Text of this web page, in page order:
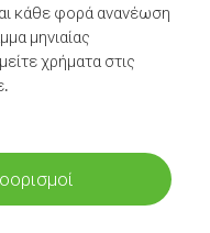
κάθε φορά ανανέωση
μηνιαίας
χρήματα στις